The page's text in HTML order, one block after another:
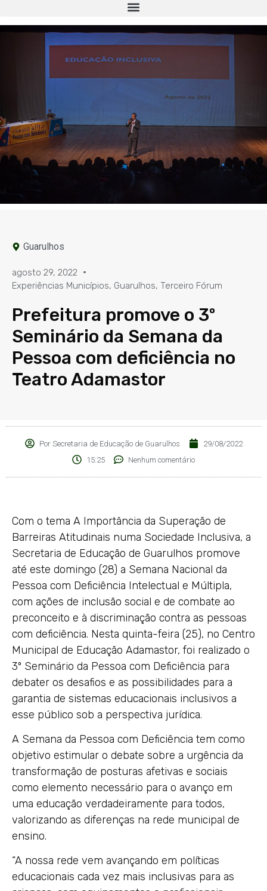
Guarulhos
agosto 29, 2022
Experiências Municípios, Guarulhos, Terceiro Fórum
Prefeitura promove o 3º
Seminário da Semana da
Pessoa com deficiência no
Teatro Adamastor
PorSecretaria de Educação de Guarulhos
29/08/2022
15:25
Nenhum comentário
Com o tema A Importância da Superação de
Barreiras Atitudinais numa Sociedade Inclusiva, a
Secretaria de Educação de Guarulhos promove
até este domingo (28) a Semana Nacional da
Pessoa com Deficiência Intelectual e Múltipla,
com ações de inclusão social e de combate ao
preconceito e à discriminação contra as pessoas
com deficiência. Nesta quinta-feira (25), no Centro
Municipal de Educação Adamastor, foi realizado o
3º Seminário da Pessoa com Deficiência para
debater os desafios e as possibilidades para a
garantia de sistemas educacionais inclusivos a
esse público sob a perspectiva jurídica.
A Semana da Pessoa com Deficiência tem como
objetivo estimular o debate sobre a urgência da
transformação de posturas afetivas e sociais
como elemento necessário para o avanço em
uma educação verdadeiramente para todos,
valorizando as diferenças na rede municipal de
ensino.
“A nossa rede vem avançando em políticas
educacionais cada vez mais inclusivas para as